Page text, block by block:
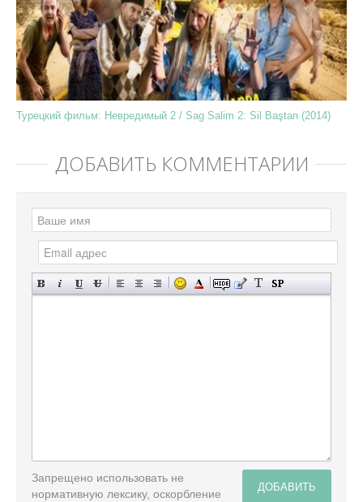
Турецкий фильм: Невредимый 2 / Sag Salim 2: Sil Baştan (2014)
ДОБАВИТЬ КОММЕНТАРИЙ
ДОБАВИТЬ
Запрещено использовать не
нормативную лексику, оскорбление